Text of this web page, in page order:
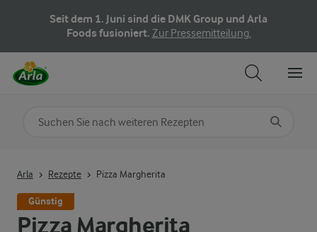
Seit dem 1. Juni sind die DMK Group und Arla
Foods fusioniert. Zur Pressemitteilung.
Pizza Margherita
Arla Rezepte Pizza Margherita
Günstig
Nach Kategorie suchen